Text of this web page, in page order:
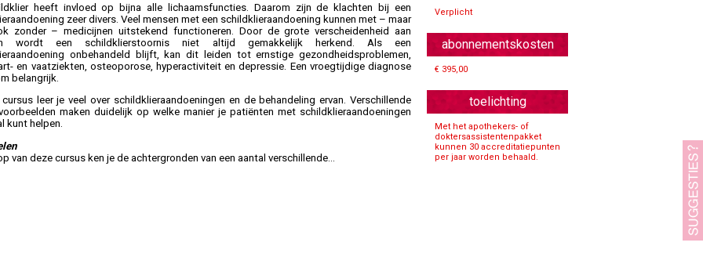
Verplicht
abonnementskosten
€ 395,00
toelichting
Met het apothekers- of
doktersassistentenpakket
kunnen 30 accreditatiepunten
per jaar worden behaald.
heeft invloed op bijna alle lichaamsfuncties. Daarom zijn de klachten bij een
zeer divers. Veel mensen met een schildklieraandoening kunnen met – maar
zonder – medicijnen uitstekend functioneren. Door de grote verscheidenheid aan
wordt een schildklierstoornis niet altijd gemakkelijk herkend. Als een
onbehandeld blijft, kan dit leiden tot ernstige gezondheidsproblemen,
en vaatziekten, osteoporose, hyperactiviteit en depressie. Een vroegtijdige diagnose
belangrijk.
leer je veel over schildklieraandoeningen en de behandeling ervan. Verschillende
maken duidelijk op welke manier je patiënten met schildklieraandoeningen
kunt helpen.
van deze cursus ken je de achtergronden van een aantal verschillende...